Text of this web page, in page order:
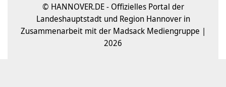
© HANNOVER.DE - Offizielles Portal der
Landeshauptstadt und Region Hannover in
Zusammenarbeit mit der Madsack Mediengruppe |
2026